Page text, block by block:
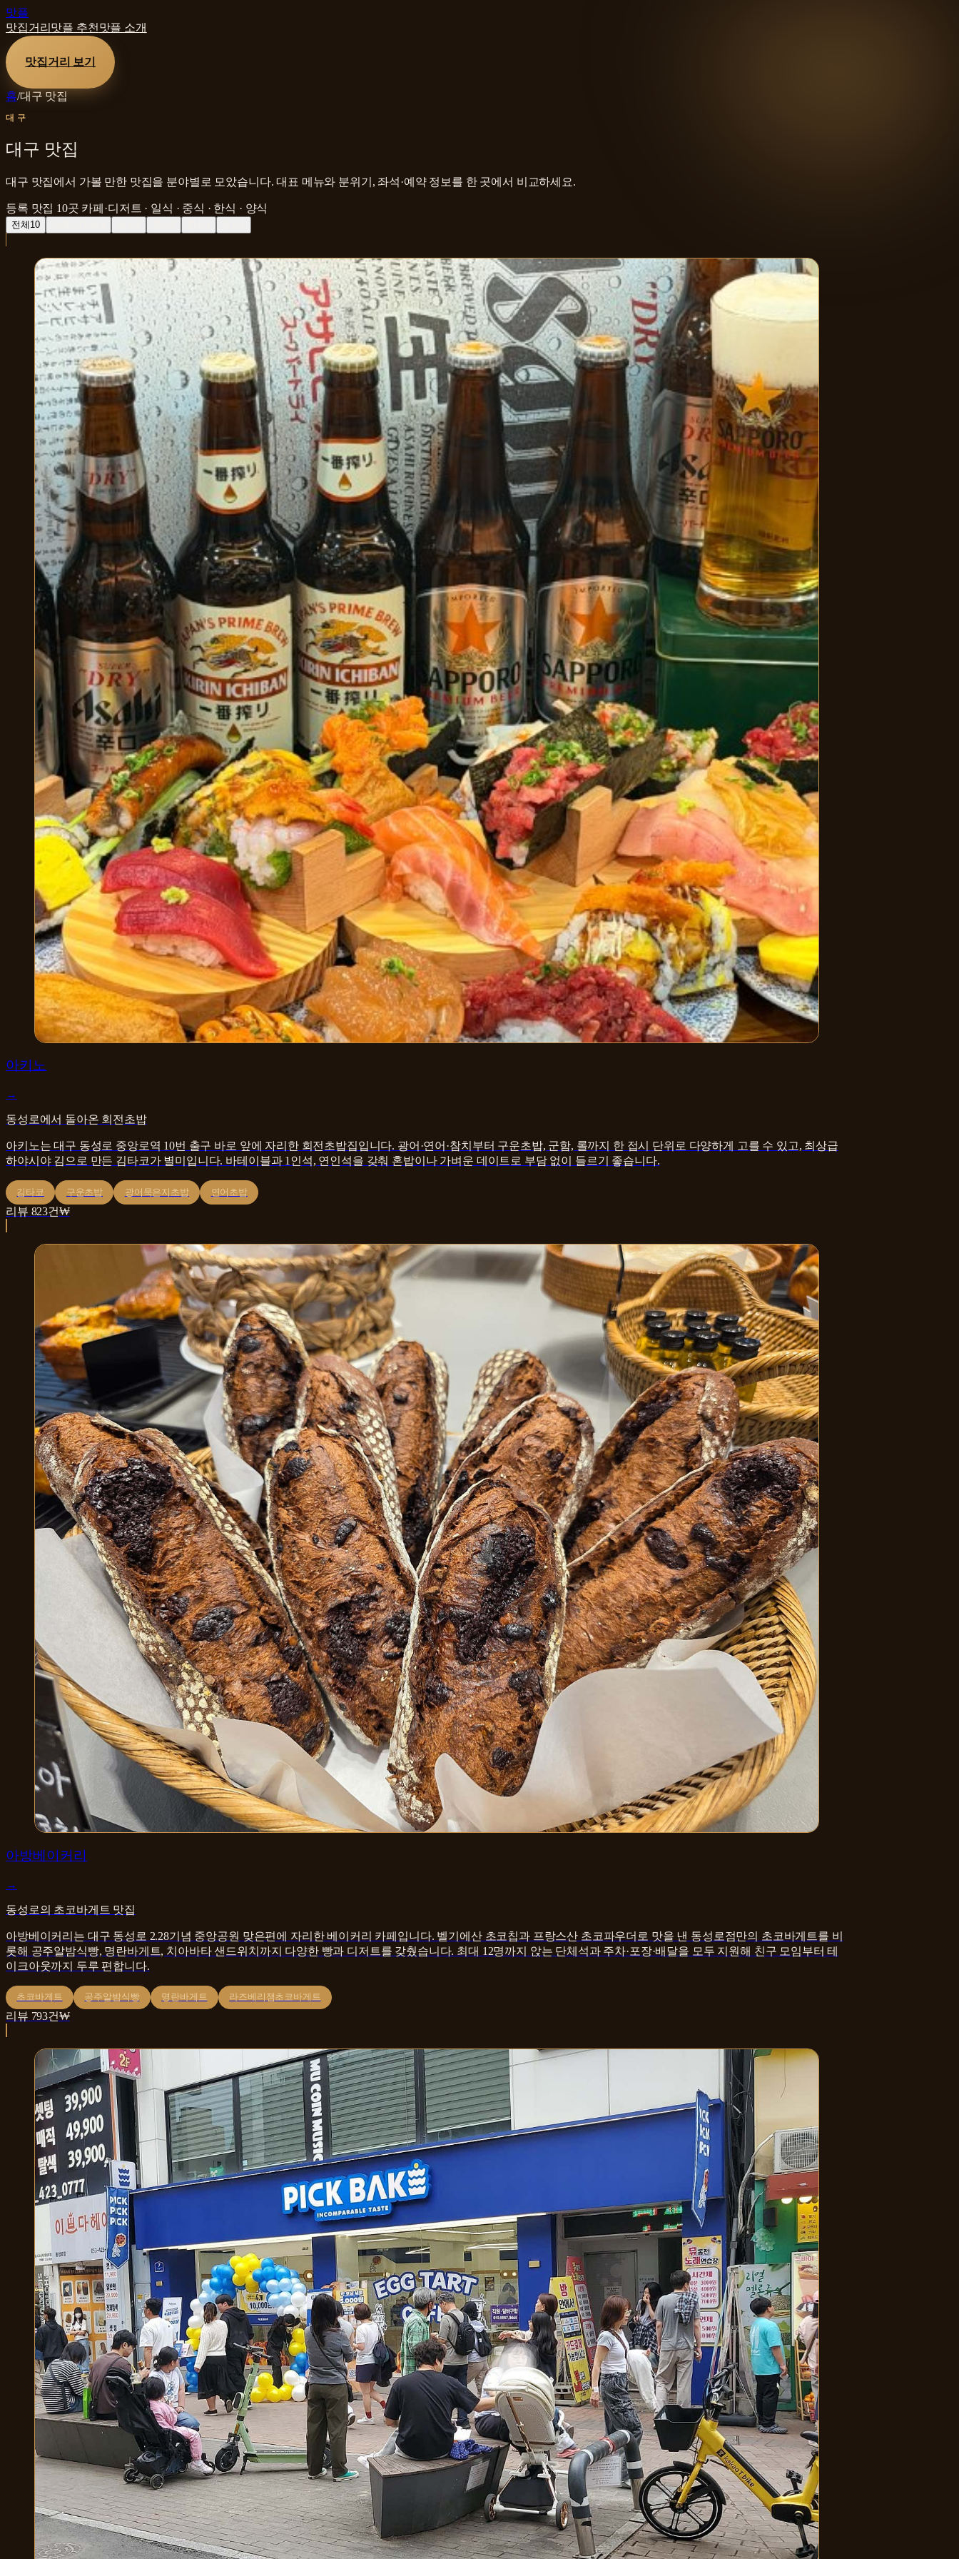
맛플
맛집거리 맛플 추천 맛플 소개
맛집거리 보기
홈/대구 맛집
대구
대구 맛집
대구 맛집에서 가볼 만한 맛집을 분야별로 모았습니다. 대표 메뉴와 분위기, 좌석·예약 정보를 한 곳에서 비교하세요.
등록 맛집 10곳 카페·디저트 · 일식 · 중식 · 한식 · 양식
전체 10
아키노
→
동성로에서 돌아온 회전초밥
아키노는 대구 동성로 중앙로역 10번 출구 바로 앞에 자리한 회전초밥집입니다. 광어·연어·참치부터 구운초밥, 군함, 롤까지 한 접시 단위로 다양하게 고를 수 있고, 최상급
하야시야 김으로 만든 김타코가 별미입니다. 바테이블과 1인석, 연인석을 갖춰 혼밥이나 가벼운 데이트로 부담 없이 들르기 좋습니다.
김타코 구운초밥 광어묵은지초밥 연어초밥
리뷰 823건₩
아방베이커리
→
동성로의 초코바게트 맛집
아방베이커리는 대구 동성로 2.28기념 중앙공원 맞은편에 자리한 베이커리 카페입니다. 벨기에산 초코칩과 프랑스산 초코파우더로 맛을 낸 동성로점만의 초코바게트를 비
롯해 공주알밤식빵, 명란바게트, 치아바타 샌드위치까지 다양한 빵과 디저트를 갖췄습니다. 최대 12명까지 앉는 단체석과 주차·포장·배달을 모두 지원해 친구 모임부터 테
이크아웃까지 두루 편합니다.
초코바게트 공주알밤식빵 명란바게트 라즈베리잼초코바게트
리뷰 793건₩